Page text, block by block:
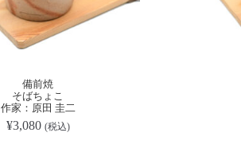
備前焼
そばちょこ
作家：原田 圭二
¥3,080 (税込)